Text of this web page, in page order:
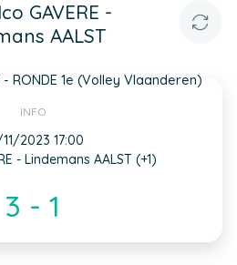
GAVERE -
AALST
- RONDE 1e (Volley Vlaanderen)
INFO
2023 17:00
- Lindemans AALST (+1)
3 - 1